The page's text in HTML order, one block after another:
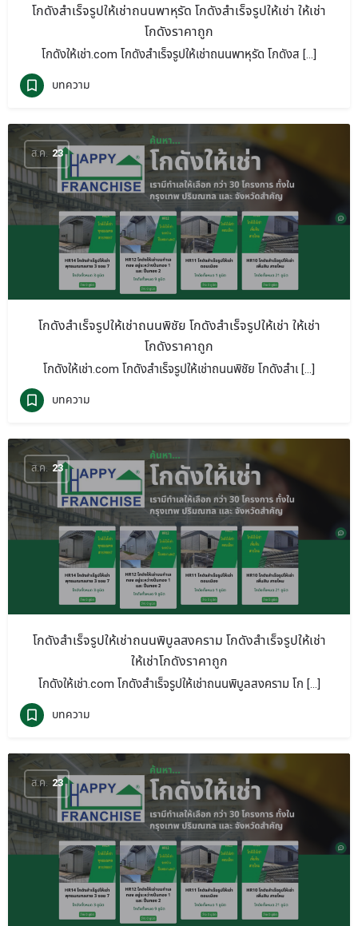
โกดังสำเร็จรูปให้เช่าถนนพาหุรัด โกดังสำเร็จรูปให้เช่า ให้เช่า
โกดังราคาถูก
โกดังให้เช่า.com โกดังสำเร็จรูปให้เช่าถนนพาหุรัด โกดังส […]
บทความ
ส.ค. 23
โกดังสำเร็จรูปให้เช่าถนนพิชัย โกดังสำเร็จรูปให้เช่า ให้เช่า
โกดังราคาถูก
โกดังให้เช่า.com โกดังสำเร็จรูปให้เช่าถนนพิชัย โกดังสำเ […]
บทความ
ส.ค. 23
โกดังสำเร็จรูปให้เช่าถนนพิบูลสงคราม โกดังสำเร็จรูปให้เช่า
ให้เช่าโกดังราคาถูก
โกดังให้เช่า.com โกดังสำเร็จรูปให้เช่าถนนพิบูลสงคราม โก […]
บทความ
ส.ค. 23